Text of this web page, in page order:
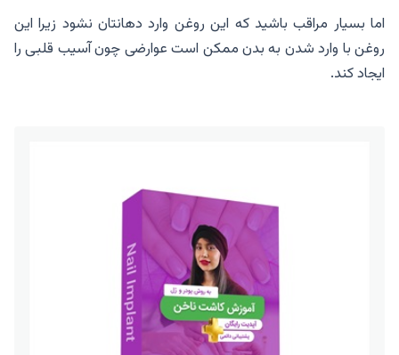
اما بسیار مراقب باشید که این روغن وارد دهانتان نشود زیرا این
روغن با وارد شدن به بدن ممکن است عوارضی چون آسیب قلبی را
ایجاد کند.